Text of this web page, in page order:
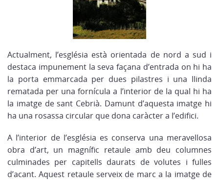
Actualment, l’església està orientada de nord a sud i
destaca impunement la seva façana d’entrada on hi ha
la porta emmarcada per dues pilastres i una llinda
rematada per una fornícula a l’interior de la qual hi ha
la imatge de sant Cebrià. Damunt d’aquesta imatge hi
ha una rosassa circular que dona caràcter a l’edifici.
A l’interior de l’església es conserva una meravellosa
obra d’art, un magnífic retaule amb deu columnes
culminades per capitells daurats de volutes i fulles
d’acant. Aquest retaule serveix de marc a la imatge de